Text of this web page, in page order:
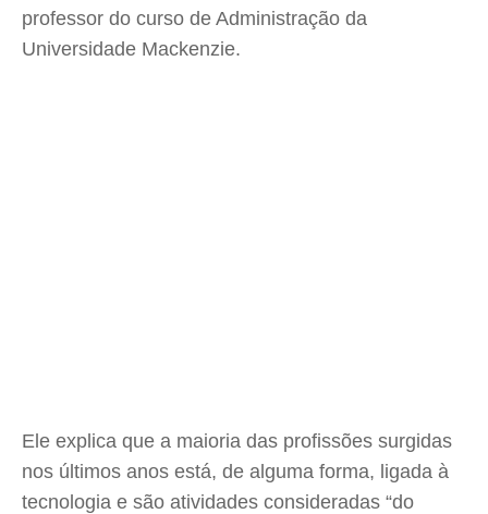
professor do curso de Administração da
Universidade Mackenzie.
Ele explica que a maioria das profissões surgidas
nos últimos anos está, de alguma forma, ligada à
tecnologia e são atividades consideradas “do